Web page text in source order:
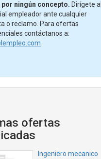
ningún concepto. Dirígete al
empleador ante cualquier
o reclamo. Para ofertas
contáctanos a:
ofertas
Ingeniero mecanico